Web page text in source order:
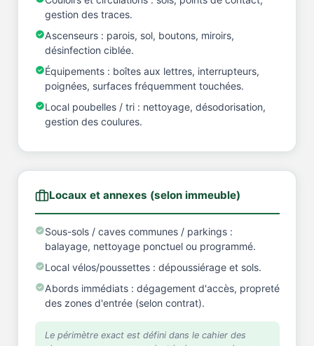
gestion des traces.
Ascenseurs : parois, sol, boutons, miroirs,
désinfection ciblée.
Équipements : boîtes aux lettres, interrupteurs,
poignées, surfaces fréquemment touchées.
Local poubelles / tri : nettoyage, désodorisation,
gestion des coulures.
Locaux et annexes (selon immeuble)
Sous-sols / caves communes / parkings :
balayage, nettoyage ponctuel ou programmé.
Local vélos/poussettes : dépoussiérage et sols.
Abords immédiats : dégagement d'accès, propreté
des zones d'entrée (selon contrat).
Le périmètre exact est défini dans le cahier des